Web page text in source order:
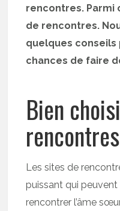
rencontres. Parmi
de rencontres.
quelques conseils
chances de faire
Bien
rencontres
Les sites de
puissant qui
rencontrer l’âme